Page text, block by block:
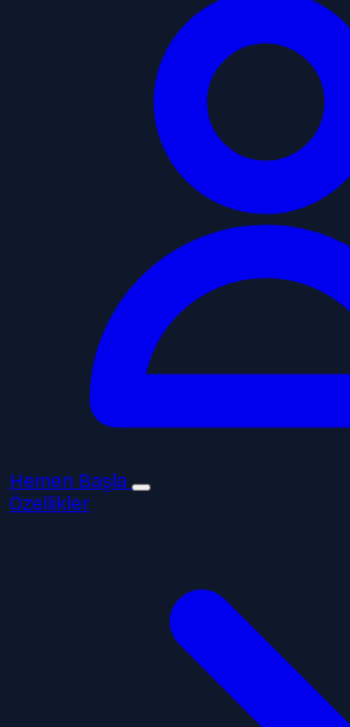
Hemen Başla
Özellikler